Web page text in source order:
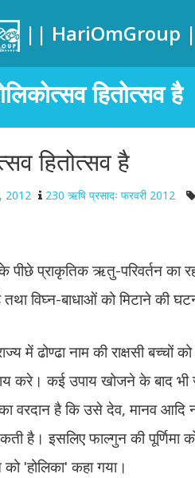
|| HariOmGroup
हितोत्सव है
हितोत्सव है
2012 230 ऋषि प्रसादः फरवरी 2012
पीछे प्राकृतिक ऋतु-परिवर्तन का
तथा विघ्न-बाधाओं को मिटाने की
में ढोण्ढा नाम की राक्षसी
करे। कई उपाय खोजने के बाद भी
वरदान है कि उसे देव, मानव
है। इसलिए फाल्गुन की पूर्णिमा
ʹहोलिकाʹ कहा गया।